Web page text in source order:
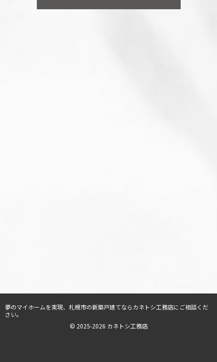
© 2025-2026 カネトシ工務店
夢のマイホームを実現、 札幌市の新築戸建てならカネトシ工務店にご相談くだ
さい。